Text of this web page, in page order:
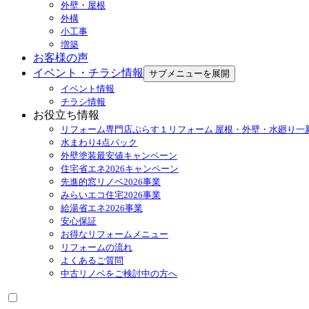
外壁・屋根
外構
小工事
増築
お客様の声
イベント・チラシ情報
サブメニューを展開
イベント情報
チラシ情報
お役立ち情報
リフォーム専門店ぷらす１リフォーム 屋根・外壁・水廻り一
水まわり4点パック
外壁塗装最安値キャンペーン
住宅省エネ2026キャンペーン
先進的窓リノベ2026事業
みらいエコ住宅2026事業
給湯省エネ2026事業
安心保証
お得なリフォームメニュー
リフォームの流れ
よくあるご質問
中古リノベをご検討中の方へ